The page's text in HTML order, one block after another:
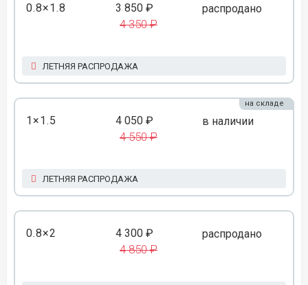
0.8×1.8 3 850 ₽
4 350 ₽
распродано
ЛЕТНЯЯ РАСПРОДАЖА
1×1.5 4 050 ₽
4 550 ₽
в наличии
на складе
ЛЕТНЯЯ РАСПРОДАЖА
0.8×2 4 300 ₽
4 850 ₽
распродано